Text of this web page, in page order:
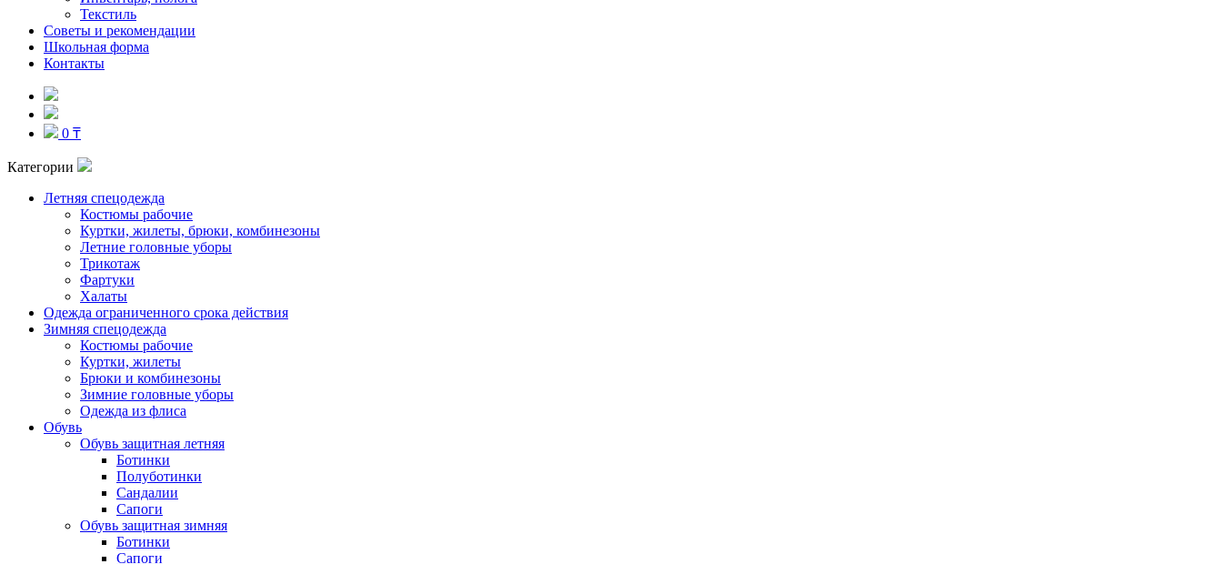
Текстиль
Советы и рекомендации
Школьная форма
Контакты
0 ₸
Категории
Летняя спецодежда
Костюмы рабочие
Куртки, жилеты, брюки, комбинезоны
Летние головные уборы
Трикотаж
Фартуки
Халаты
Одежда ограниченного срока действия
Зимняя спецодежда
Костюмы рабочие
Куртки, жилеты
Брюки и комбинезоны
Зимние головные уборы
Одежда из флиса
Обувь
Обувь защитная летняя
Ботинки
Полуботинки
Сандалии
Сапоги
Обувь защитная зимняя
Ботинки
Сапоги